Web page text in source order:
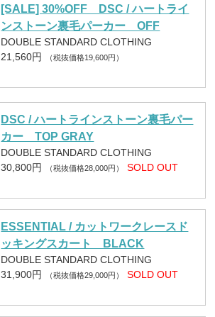
[SALE] 30%OFF DSC / ハートライ
ンストーン裏毛パーカー OFF
DOUBLE STANDARD CLOTHING
21,560円
（税抜価格19,600円）
DSC / ハートラインストーン裏毛パー
カー TOP GRAY
DOUBLE STANDARD CLOTHING
30,800円
（税抜価格28,000円） SOLD OUT
ESSENTIAL / カットワークレースド
ッキングスカート BLACK
DOUBLE STANDARD CLOTHING
31,900円
（税抜価格29,000円） SOLD OUT